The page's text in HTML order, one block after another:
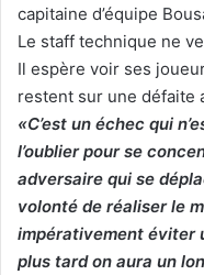
capitaine d’équipe
Le staff technique ne
Il espère voir ses
restent sur une défaite
«C’est un échec qui
l’oublier pour se
adversaire qui se
volonté de réaliser le
impérativement éviter
plus tard on aura un